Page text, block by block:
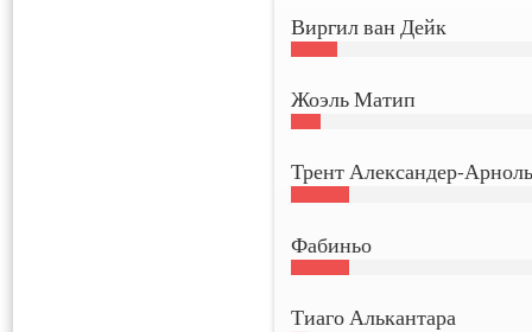
Виргил ван Дейк
Жоэль Матип
Трент Александер-
Фабиньо
Тиаго Алькантара